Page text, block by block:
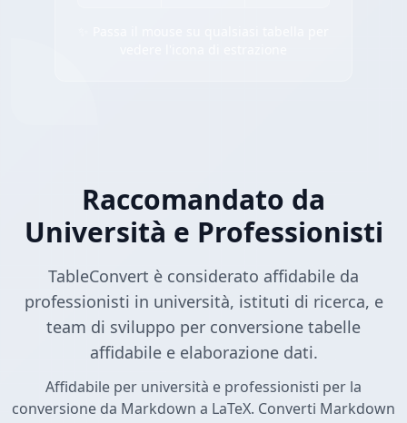
Raccomandato da
Università e Professionisti
TableConvert è considerato affidabile da
professionisti in università, istituti di ricerca, e
team di sviluppo per conversione tabelle
affidabile e elaborazione dati.
Affidabile per università e professionisti per la
conversione da Markdown a LaTeX. Converti Markdown